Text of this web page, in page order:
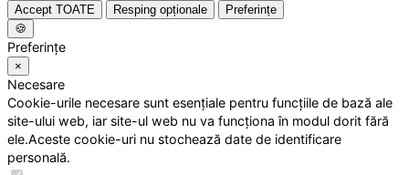
Accept TOATE Resping opționale
Preferințe
🍪
Preferințe
×
Necesare
Cookie-urile necesare sunt esențiale pentru funcțiile de bază ale
site-ului web, iar site-ul web nu va funcționa în modul dorit fără
ele.Aceste cookie-uri nu stochează date de identificare
personală.